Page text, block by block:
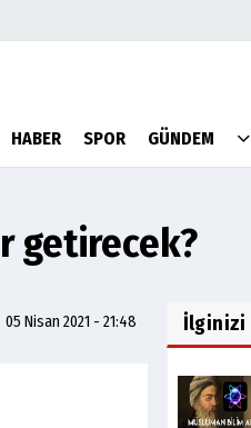
HABER SPOR GÜNDEM
Köşe Yazarları
Galeri
getirecek?
05 Nisan 2021 - 21:48 İlginizi